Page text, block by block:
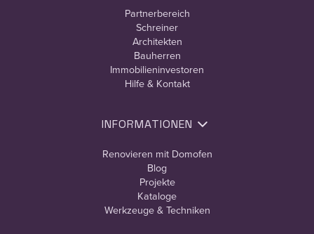
Partnerbereich
Schreiner
Architekten
Bauherren
Immobilieninvestoren
Hilfe & Kontakt
INFORMATIONEN
Renovieren mit Domofen
Blog
Projekte
Kataloge
Werkzeuge & Techniken